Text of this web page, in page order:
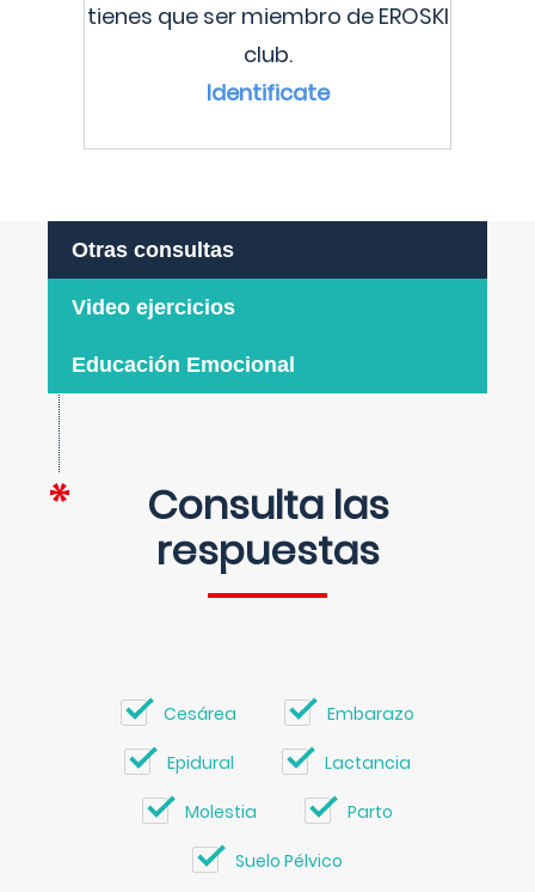
tienes que ser miembro de EROSKI
club.
Identificate
Otras consultas
Video ejercicios
Educación Emocional
Consulta las
respuestas
Cesárea Embarazo
Epidural Lactancia
Molestia Parto
Suelo Pélvico